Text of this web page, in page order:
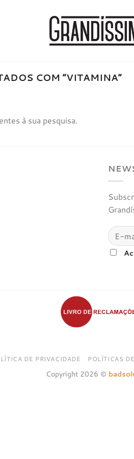
COM “VITAMINA”
à sua pesquisa.
DE PRIVACIDADE POLÍTICAS
Copyright 2026 ©